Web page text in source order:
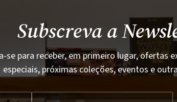
Subscreva a
se para receber, em primeiro lugar, ofertas
especiais, próximas coleções, eventos e